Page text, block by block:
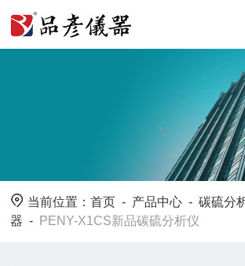
当前位置：首页 - 产品中心 -碳硫分
器 - PENY-X1CS新品碳硫分析仪